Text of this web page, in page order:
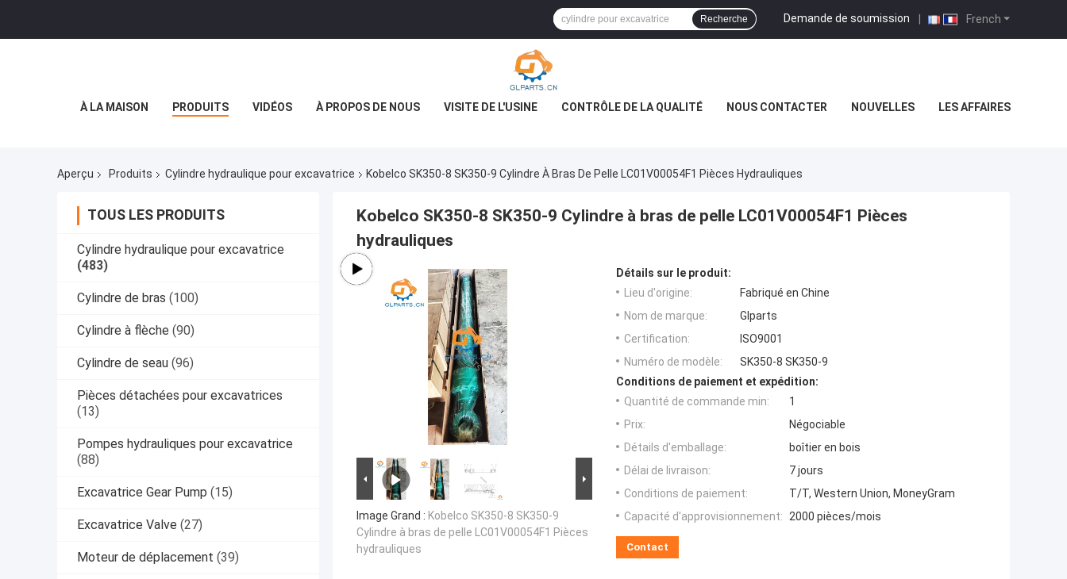
French
Demande de soumission |
Recherche
À LA MAISON PRODUITS VIDÉOS À PROPOS DE NOUS VISITE DE L'USINE CONTRÔLE DE LA QUALITÉ NOUS CONTACTER NOUVELLES LES AFFAIRES
Aperçu Produits Cylindre hydraulique pour excavatrice Kobelco SK350-8 SK350-9 Cylindre À Bras De Pelle LC01V00054F1 Pièces Hydrauliques
TOUS LES PRODUITS
Cylindre hydraulique pour excavatrice
(483)
Cylindre de bras (100)
Cylindre à flèche (90)
Cylindre de seau (96)
Pièces détachées pour excavatrices
(13)
Pompes hydrauliques pour excavatrice
(88)
Excavatrice Gear Pump (15)
Excavatrice Valve (27)
Moteur de déplacement (39)
Kobelco SK350-8 SK350-9 Cylindre à bras de pelle LC01V00054F1 Pièces
hydrauliques
Image Grand : Kobelco SK350-8 SK350-9
Cylindre à bras de pelle LC01V00054F1 Pièces
hydrauliques
Détails sur le produit:
Lieu d'origine:
Fabriqué en Chine
Nom de marque:
Glparts
Certification:
ISO9001
Numéro de modèle:
SK350-8 SK350-9
Conditions de paiement et expédition:
Quantité de commande min:
1
Prix:
Négociable
Détails d'emballage:
boîtier en bois
Délai de livraison:
7 jours
Conditions de paiement:
T/T, Western Union, MoneyGram
Capacité d'approvisionnement: 2000 pièces/mois
Contact